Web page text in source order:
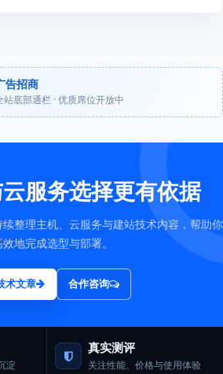
告招商
站底部通栏 · 优质席位开放中
服务选择更有依据
整理主机、云服务与建站技术内容，帮助你
地完成选型与部署。
术文章 合作咨询
淀
真实测评
关注性能、价格与使用体验